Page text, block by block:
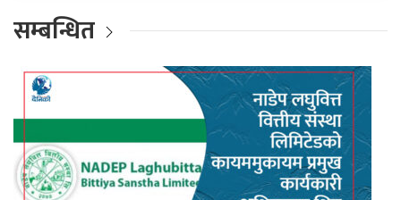
सम्बन्धित